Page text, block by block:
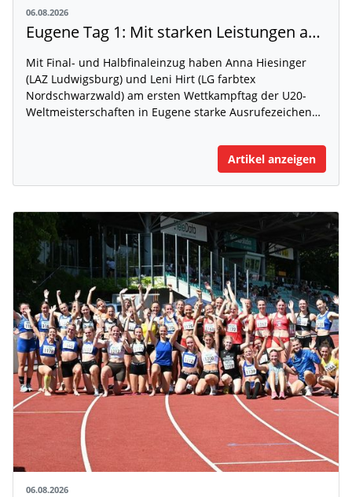
06.08.2026
Eugene Tag 1: Mit starken Leistungen auf der WM-Bühne
Mit Final- und Halbfinaleinzug haben Anna Hiesinger
(LAZ Ludwigsburg) und Leni Hirt (LG farbtex
Nordschwarzwald) am ersten Wettkampftag der U20-
Weltmeisterschaften in Eugene starke Ausrufezeichen…
Artikel anzeigen
06.08.2026